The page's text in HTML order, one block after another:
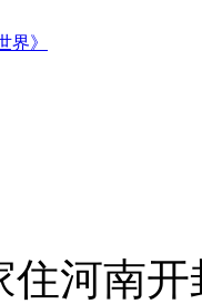
界》
南开